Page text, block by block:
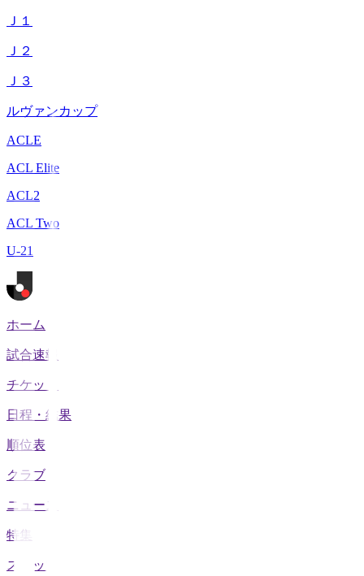
Ｊ１
Ｊ２
Ｊ３
ルヴァンカップ
ACLE
ACL Elite
ACL2
ACL Two
U-21
ホーム
試合速報
チケット
日程・結果
順位表
クラブ
ニュース
特集
スタッツ